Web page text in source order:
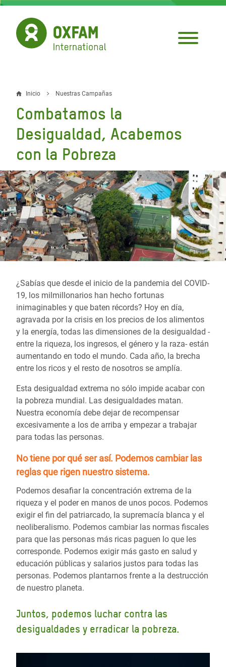
Pasar
contenido
principal
Sobrescribir
enlaces
de
ayuda
a
la
navegación
Inicio Nuestras Campañas
Combatamos la
Desigualdad, Acabemos
con la Pobreza
¿Sabías que desde el inicio de la pandemia del COVID-
19, los milmillonarios han hecho fortunas
inimaginables y que baten récords? Hoy en día,
agravada por la crisis en los precios de los alimentos
y la energía, todas las dimensiones de la desigualdad -
entre la riqueza, los ingresos, el género y la raza- están
aumentando en todo el mundo. Cada año, la brecha
entre los ricos y el resto de nosotros se amplía.
Esta desigualdad extrema no sólo impide acabar con
la pobreza mundial. Las desigualdades matan.
Nuestra economía debe dejar de recompensar
excesivamente a los de arriba y empezar a trabajar
para todas las personas.
No tiene por qué ser así. Podemos cambiar las
reglasque rigen nuestro sistema.
Podemos desafiar la concentración extrema de la
riqueza y el poder en manos de unos pocos. Podemos
exigir el fin del patriarcado, la supremacía blanca y el
neoliberalismo. Podemos cambiar las normas fiscales
para que las personas más ricas paguen lo que les
corresponde. Podemos exigir más gasto en salud y
educación públicas y salarios justos para todas las
personas. Podemos plantarnos frente a la destrucción
de nuestro planeta.
Juntos, podemos luchar contra las
desigualdades y erradicar la pobreza.